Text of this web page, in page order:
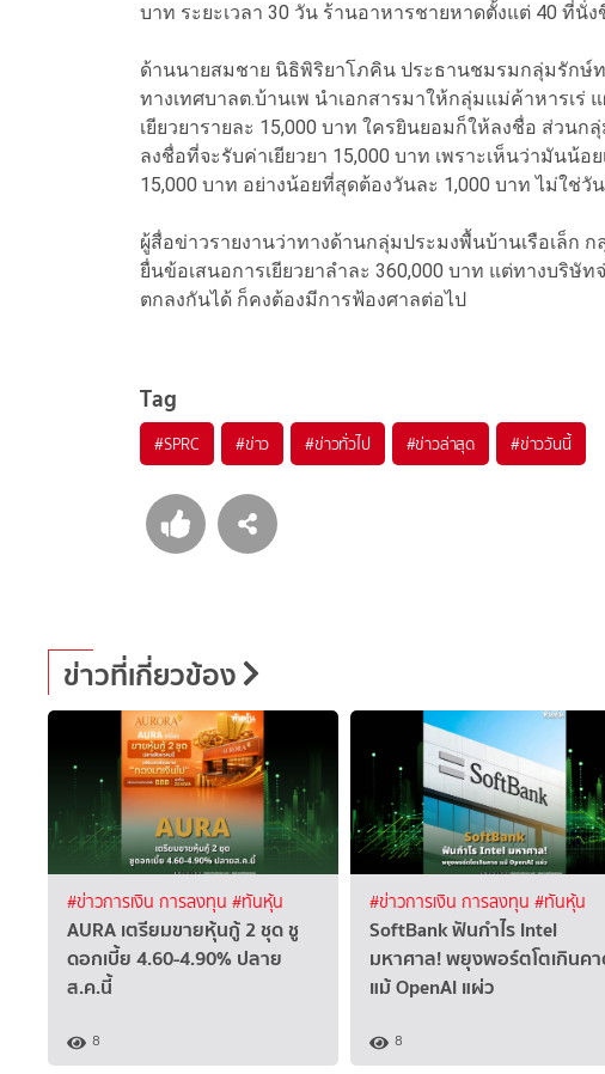
บาท ระยะเวลา 30 วัน ร้านอาหารชายหาดตั้งแต่ 40 ที่นั่
ด้านนายสมชาย นิธิพิริยาโภคิน ประธานชมรมกลุ่มรักษ์ท
ทางเทศบาลต.บ้านเพ นำเอกสารมาให้กลุ่มแม่ค้าหารเร่ แ
เยียวยารายละ 15,000 บาท ใครยินยอมก็ให้ลงชื่อ ส่วน
ลงชื่อที่จะรับค่าเยียวยา 15,000 บาท เพราะเห็นว่ามันน้อ
15,000 บาท อย่างน้อยที่สุดต้องวันละ 1,000 บาท ไม่ใช่วั
ผู้สื่อข่าวรายงานว่าทางด้านกลุ่มประมงพื้นบ้านเรือเล็ก
ยื่นข้อเสนอการเยียวยาลำละ 360,000 บาท แต่ทางบริษั
ตกลงกันได้ ก็คงต้องมีการฟ้องศาลต่อไป
Tag
#SPRC #ข่าว #ข่าวทั่วไป #ข่าวล่าสุด #ข่าววันนี้
ข่าวที่เกี่ยวข้อง
#ข่าวการเงิน การลงทุน #ทันหุ้น
AURA เตรียมขายหุ้นกู้ 2 ชุด ชู
ดอกเบี้ย 4.60-4.90% ปลาย
ส.ค.นี้
8
#ข่าวการเงิน การลงทุน #ทันหุ้น
SoftBank ฟันกำไร Intel
มหาศาล! พยุงพอร์ตโตเกินค
แม้ OpenAI แผ่ว
8